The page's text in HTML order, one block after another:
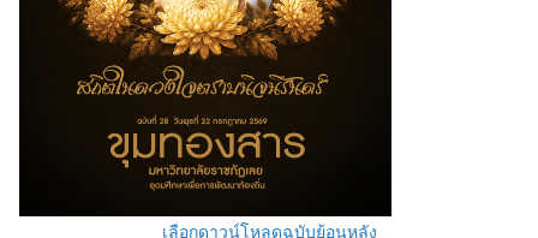
เลือกดาวน์โหลดฉบับย้อนหลัง